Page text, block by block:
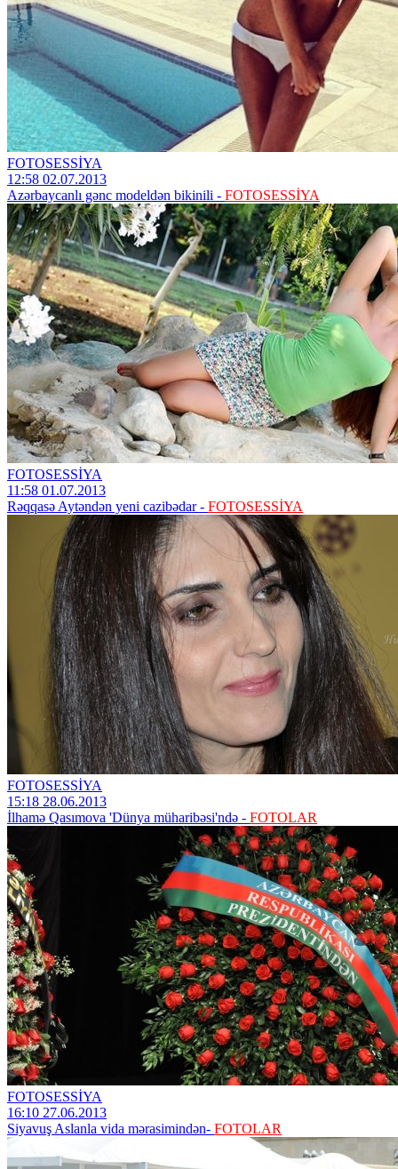
FOTOSESSİYA
12:58 02.07.2013
Azərbaycanlı gənc modeldən bikinili - FOTOSESSİYA
FOTOSESSİYA
11:58 01.07.2013
Rəqqasə Aytəndən yeni cazibədar - FOTOSESSİYA
FOTOSESSİYA
15:18 28.06.2013
İlhamə Qasımova 'Dünya müharibəsi'ndə - FOTOLAR
FOTOSESSİYA
16:10 27.06.2013
Siyavuş Aslanla vida mərasimindən- FOTOLAR